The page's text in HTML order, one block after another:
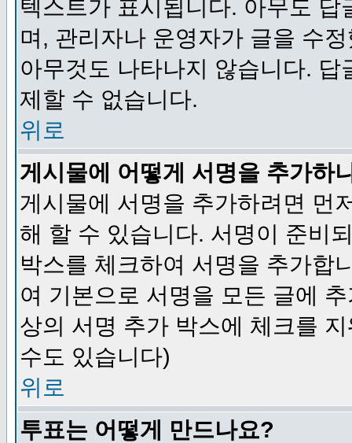
텍스트가 표시됩니다. 아무도
며, 관리자나 운영자가 글을 수
아무것도 나타나지 않습니다.
제할 수 없습니다.
위로
게시물에 어떻게 서명을 추가하
게시물에 서명을 추가하려면 먼
해 할 수 있습니다. 서명이 준비
박스를 체크하여 서명을 추가합
여 기본으로 서명을 모든 글에
상의 서명 추가 박스에 체크를
수도 있습니다)
위로
투표는 어떻게 만드나요?